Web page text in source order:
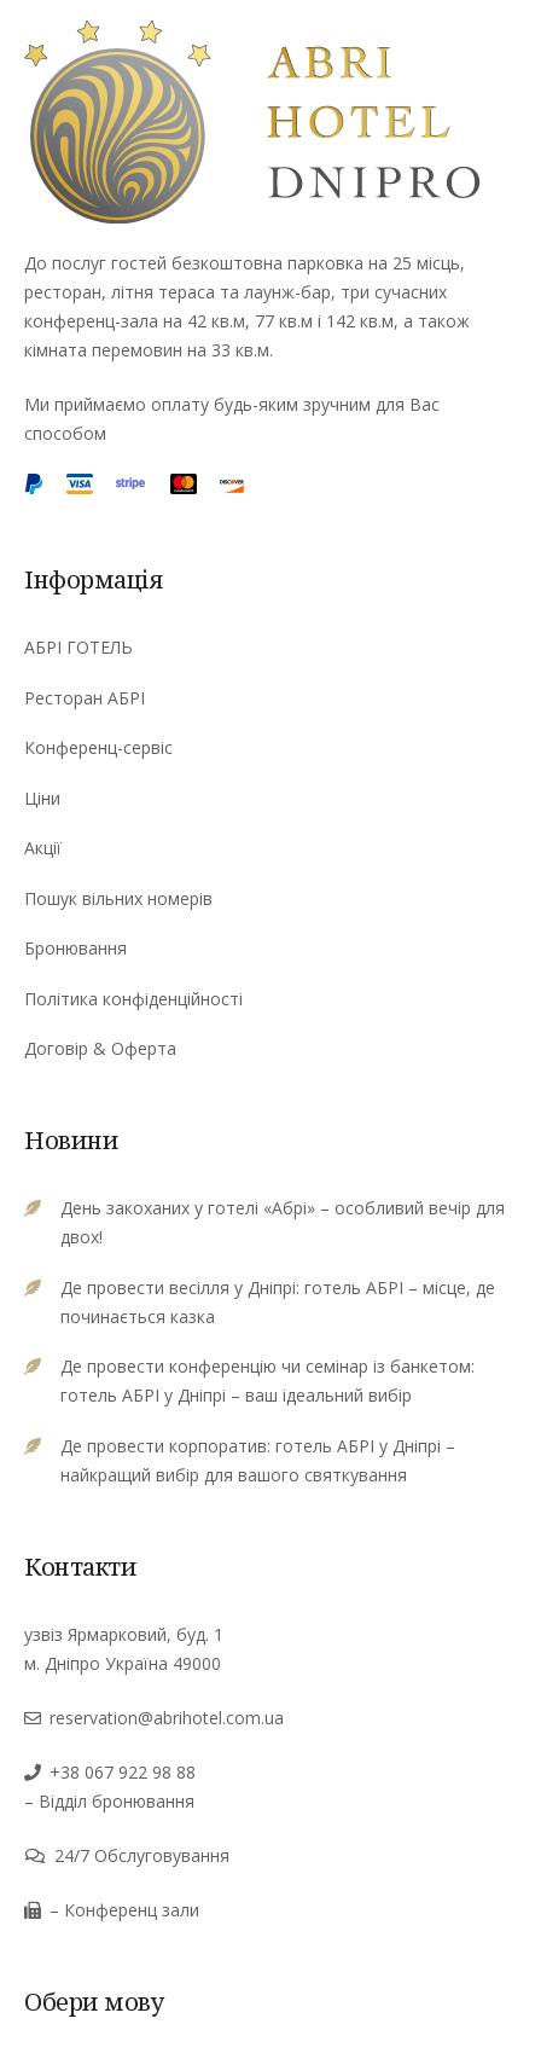
До послуг гостей безкоштовна парковка на 25 місць,
ресторан, літня тераса та лаунж-бар, три сучасних
конференц-зала на 42 кв.м, 77 кв.м і 142 кв.м, а також
кімната перемовин на 33 кв.м.
Ми приймаємо оплату будь-яким зручним для Вас
способом
Інформація
АБРІ ГОТЕЛЬ
Ресторан АБРІ
Конференц-сервіс
Ціни
Акції
Пошук вільних номерів
Бронювання
Політика конфіденційності
Договір & Оферта
Новини
День закоханих у готелі «Абрі» – особливий вечір для
двох!
Де провести весілля у Дніпрі: готель АБРІ – місце, де
починається казка
Де провести конференцію чи семінар із банкетом:
готель АБРІ у Дніпрі – ваш ідеальний вибір
Де провести корпоратив: готель АБРІ у Дніпрі –
найкращий вибір для вашого святкування
Контакти
узвіз Ярмарковий, буд. 1
м. Дніпро Україна 49000
reservation@abrihotel.com.ua
+38 067 922 98 88
– Відділ бронювання
24/7 Обслуговування
– Конференц зали
Обери мову